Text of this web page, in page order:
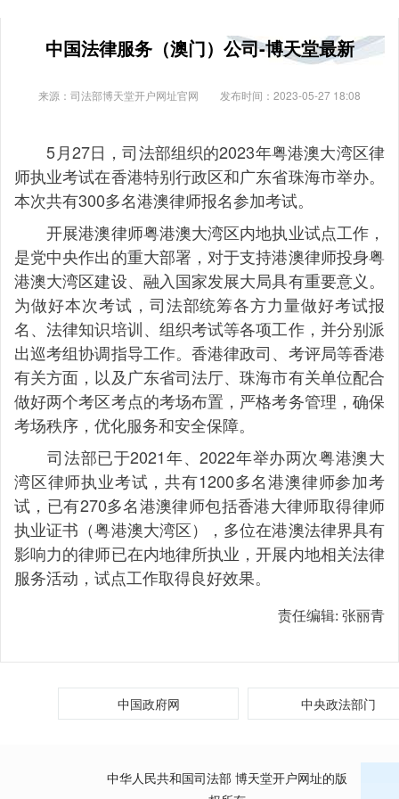
中国法律服务（澳门）公司-博天堂最新
来源：司法部博天堂开户网址官网 发布时间：2023-05-27 18:08
5月27日，司法部组织的2023年粤港澳大湾区律
师执业考试在香港特别行政区和广东省珠海市举办。
本次共有300多名港澳律师报名参加考试。
开展港澳律师粤港澳大湾区内地执业试点工作，
是党中央作出的重大部署，对于支持港澳律师投身粤
港澳大湾区建设、融入国家发展大局具有重要意义。
为做好本次考试，司法部统筹各方力量做好考试报
名、法律知识培训、组织考试等各项工作，并分别派
出巡考组协调指导工作。香港律政司、考评局等香港
有关方面，以及广东省司法厅、珠海市有关单位配合
做好两个考区考点的考场布置，严格考务管理，确保
考场秩序，优化服务和安全保障。
司法部已于2021年、2022年举办两次粤港澳大
湾区律师执业考试，共有1200多名港澳律师参加考
试，已有270多名港澳律师包括香港大律师取得律师
执业证书（粤港澳大湾区），多位在港澳法律界具有
影响力的律师已在内地律所执业，开展内地相关法律
服务活动，试点工作取得良好效果。
责任编辑: 张丽青
中国政府网 中央政法部门
中华人民共和国司法部 博天堂开户网址的版